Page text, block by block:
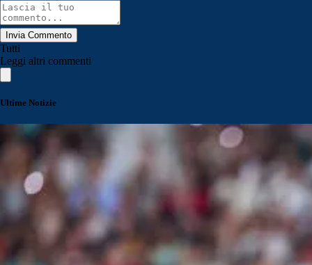
Invia Commento
Tutti
Leggi altri commenti
Ultime Notizie